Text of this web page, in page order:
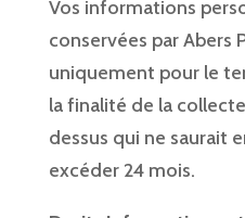
Vos informations
conservées par Abers
uniquement pour le
la finalité de la
dessus qui ne saurait
excéder 24 mois.